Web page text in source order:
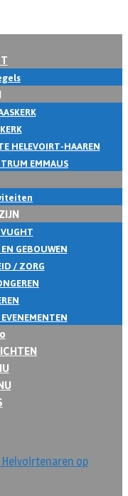
HELEVOIRT-HAAREN
EMMAUS
GEBOUWEN
/ ZORG